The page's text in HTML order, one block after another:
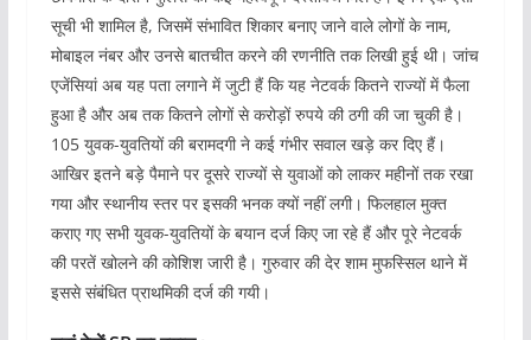
सूची भी शामिल है, जिसमें संभावित शिकार बनाए जाने वाले लोगों के नाम,
मोबाइल नंबर और उनसे बातचीत करने की रणनीति तक लिखी हुई थी। जांच
एजेंसियां अब यह पता लगाने में जुटी हैं कि यह नेटवर्क कितने राज्यों में फैला
हुआ है और अब तक कितने लोगों से करोड़ों रुपये की ठगी की जा चुकी है।
105 युवक-युवतियों की बरामदगी ने कई गंभीर सवाल खड़े कर दिए हैं।
आखिर इतने बड़े पैमाने पर दूसरे राज्यों से युवाओं को लाकर महीनों तक रखा
गया और स्थानीय स्तर पर इसकी भनक क्यों नहीं लगी। फिलहाल मुक्त
कराए गए सभी युवक-युवतियों के बयान दर्ज किए जा रहे हैं और पूरे नेटवर्क
की परतें खोलने की कोशिश जारी है। गुरुवार की देर शाम मुफस्सिल थाने में
इससे संबंधित प्राथमिकी दर्ज की गयी।